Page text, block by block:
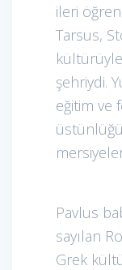
ileri
Tarsus,
şehriydi.
eğitim ve
Pavlus
sayılan
Grek